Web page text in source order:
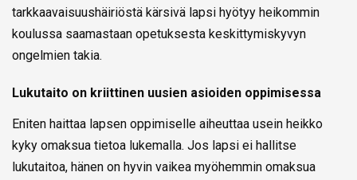
tarkkaavaisuushäiriöstä kärsivä lapsi hyötyy heikommin
koulussa saamastaan opetuksesta keskittymiskyvyn
ongelmien takia.
Lukutaito on kriittinen uusien asioiden oppimisessa
Eniten haittaa lapsen oppimiselle aiheuttaa usein heikko
kyky omaksua tietoa lukemalla. Jos lapsi ei hallitse
lukutaitoa, hänen on hyvin vaikea myöhemmin omaksua